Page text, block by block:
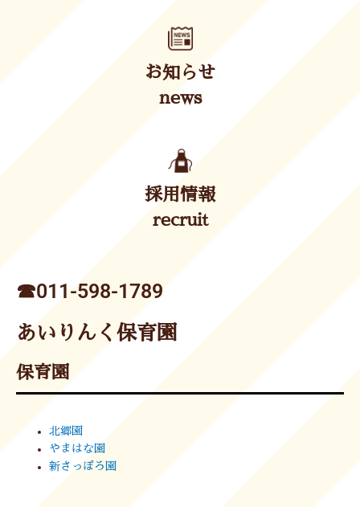
お知らせ
news
採用情報
recruit
☎︎011-598-1789
あいりんく保育園
保育園
北郷園
やまはな園
新さっぽろ園